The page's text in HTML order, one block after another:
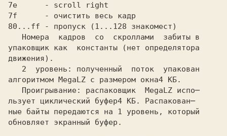
7e      - scroll right
7f      - очистить весь кадр
80...ff - пропуск (1...128 знакомест)
упаковщик как  константы (нет определятора
движения).
алгоритмом MegaLZ с размером окна
льзует циклический буфер
ные байты передаются на 1 уровень, который
обновляет экранный буфер.